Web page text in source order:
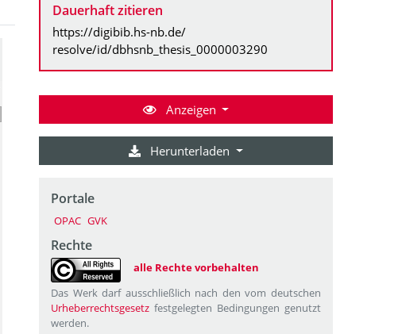
Dauerhaft zitieren
https://digibib.hs-nb.de/
resolve/id/dbhsnb_thesis_0000003290
Anzeigen
Herunterladen
Portale
OPAC GVK
Rechte
alle Rechte vorbehalten
Das Werk darf ausschließlich nach den vom deutschen
Urheberrechtsgesetz festgelegten Bedingungen genutzt
werden.